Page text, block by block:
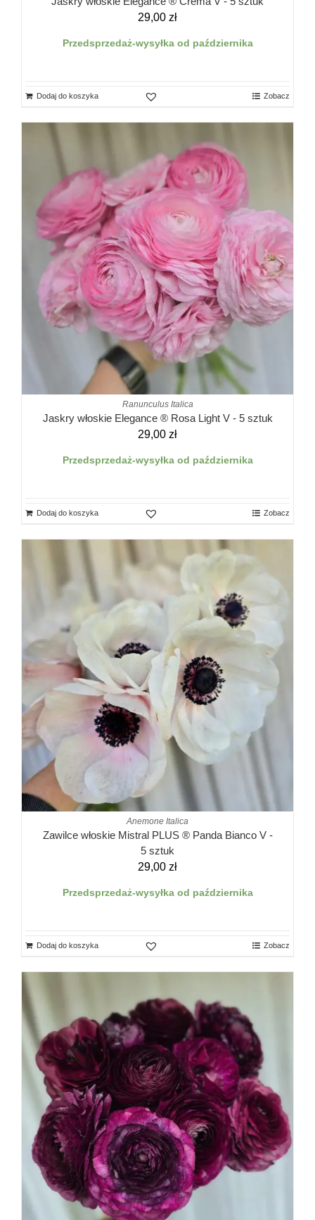
29,00 zł
Przedsprzedaż-wysyłka od października
Dodaj do koszyka Zobacz
Ranunculus Italica
Jaskry włoskie Elegance ® Rosa Light V - 5 sztuk
29,00 zł
Przedsprzedaż-wysyłka od października
Dodaj do koszyka Zobacz
Anemone Italica
Zawilce włoskie Mistral PLUS ® Panda Bianco V -
5 sztuk
29,00 zł
Przedsprzedaż-wysyłka od października
Dodaj do koszyka Zobacz